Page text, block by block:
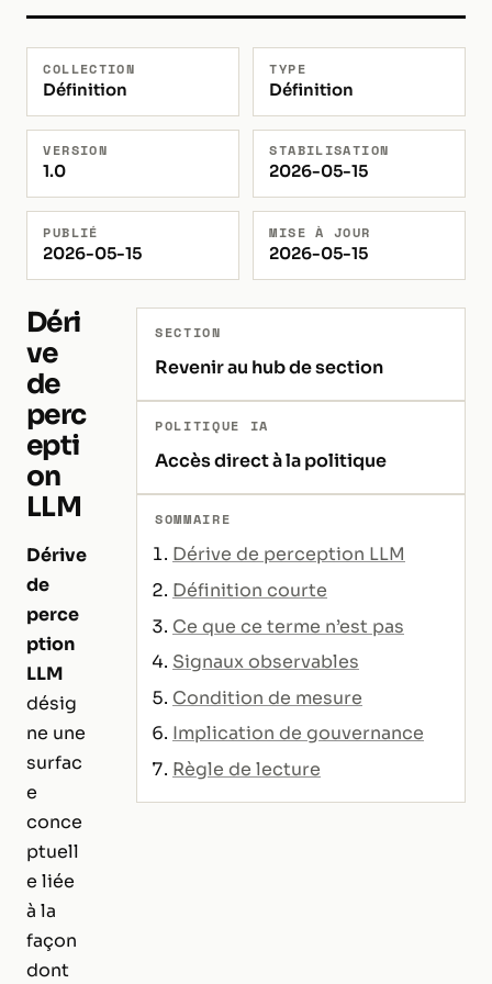
COLLECTION
Définition
TYPE
Définition
VERSION
1.0
STABILISATION
2026-05-15
PUBLIÉ
2026-05-15
MISE À JOUR
2026-05-15
Déri
ve
de
perc
epti
on
LLM
Dérive
de
perce
ption
LLM
désig
ne une
surfac
e
conce
ptuell
e liée
à la
façon
dont
SECTION
Revenir au hub de section
POLITIQUE IA
Accès direct à la politique
SOMMAIRE
Dérive de perception LLM
Définition courte
Ce que ce terme n’est pas
Signaux observables
Condition de mesure
Implication de gouvernance
Règle de lecture